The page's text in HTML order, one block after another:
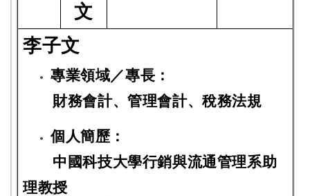
文
李子文
專業領域／專長：
財務會計、管理會計、稅務法規
個人簡歷：
中國科技大學行銷與流通管理系助
理教授